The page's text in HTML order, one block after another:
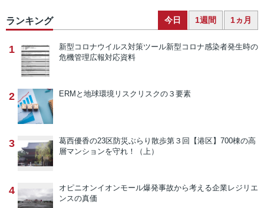
ランキング 今日 1週間 1ヵ月
1 新型コロナウイルス対策ツール新型コロナ感染者発生時の
危機管理広報対応資料
2 ERMと地球環境リスク リスクの３要素
3 葛西優香の23区防災ぶらり散歩第３回【港区】700棟の高
層マンションを守れ！（上）
4 オピニオンイオンモール爆発事故から考える企業レジリエ
ンスの真価